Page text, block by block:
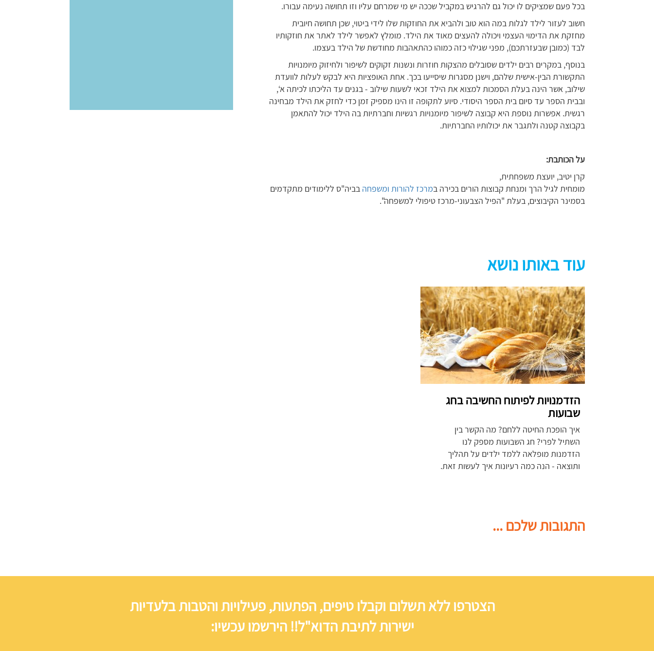
בכל פעם שמציקים לו יכול גם להרגיש במקביל שככה יש מי שמרחם עליו וזו תחושה נעימה עבורו.
חשוב לעזור לילד לגלות במה הוא טוב ולהביא את החוזקות שלו לידי ביטוי, שכן תחושה חיובית
מחזקת את הדימוי העצמי ויכולה להעצים מאוד את הילד. מומלץ לאפשר לילד לאתר את חוזקותיו
לבד (כמובן שבעזרתכם), מפני שגילוי כזה כמוהו כהתאהבות מחודשת של הילד בעצמו.
בנוסף, במקרים רבים ילדים שסובלים מהצקות חוזרות ונשנות זקוקים לשיפור ולחיזוק מיומנויות
התקשורת הבין-אישית שלהם, וישנן מסגרות שיסייעו בכך. אחת האופציות היא לבקש לעלות לוועדת
שילוב, אשר הינה בעלת הסמכות למצוא את הילד זכאי לשעות שילוב - בגנים עד הליכתו לכיתה א‘,
ובבית הספר עד סיום בית הספר היסודי. סיוע לתקופה זו הינו מספיק זמן כדי לחזק את הילד מבחינה
רגשית. אפשרות נוספת היא קבוצה לשיפור מיומנויות רגשיות וחברתיות בה הילד יכול להתאמן
בקבוצה קטנה ולתגבר את יכולותיו החברתיות.
על הכותבת:
קרן יטיב, יועצת משפחתית,
מומחית לגיל הרך ומנחת קבוצות הורים בכירה במרכז להורות ומשפחה בביה"ס ללימודים מתקדמים
בסמינר הקיבוצים, בעלת "הפיל הצבעוני-מרכז טיפולי למשפחה".
עוד באותו נושא
הזדמנויות לפיתוח החשיבה בחג
שבועות
איך הופכת החיטה ללחם? מה הקשר בין
השתיל לפרי? חג השבועות מספק לנו
הזדמנות מופלאה ללמד ילדים על תהליך
ותוצאה - הנה כמה רעיונות איך לעשות זאת.
התגובות שלכם ...
הצטרפו ללא תשלום וקבלו טיפים, הפתעות, פעילויות והטבות בלעדיות
ישירות לתיבת הדוא"ל!! הירשמו עכשיו: